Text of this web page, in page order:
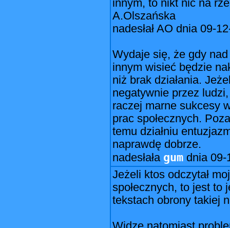
innym, to nikt nic na
A.Olszańska
nadesłał AO dnia 09-
Wydaje się, że gdy
innym wisieć będzie
niż brak działania.
negatywnie przez
raczej marne sukcesy
prac społecznych.
temu działniu
naprawdę dobrze.
nadesłała gum dnia 09-
Jeżeli ktos odczytał
społecznych, to jest to
tekstach obrony takiej